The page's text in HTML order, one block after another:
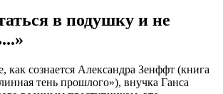
в подушку и не
как сознается Александра Зенффт (книга
тень прошлого»), внучка Ганса